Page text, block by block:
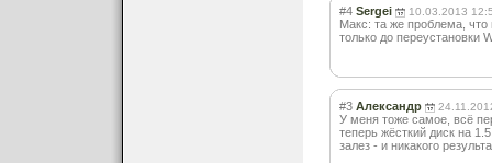
#4 Sergei 10.03.2013
Макс: та же проблема,
только до переустановки
#3 Александр
У меня тоже самое, всё
теперь жёсткий диск на
залез - и никакого